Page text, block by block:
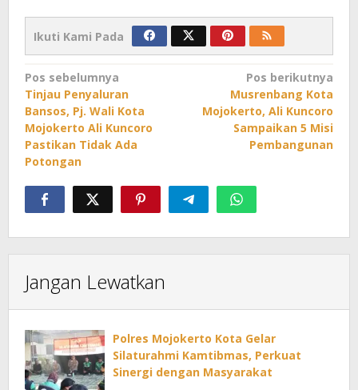
Ikuti Kami Pada
Navigasi
pos
Pos sebelumnya
Tinjau Penyaluran
Bansos, Pj. Wali Kota
Mojokerto Ali Kuncoro
Pastikan Tidak Ada
Potongan
Pos berikutnya
Musrenbang Kota
Mojokerto, Ali Kuncoro
Sampaikan 5 Misi
Pembangunan
Jangan Lewatkan
Polres Mojokerto Kota Gelar
Silaturahmi Kamtibmas, Perkuat
Sinergi dengan Masyarakat